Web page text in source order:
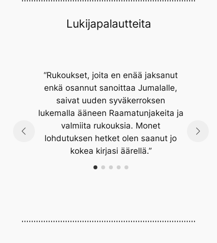
Lukijapalautteita
“Rukoukset, joita en enää jaksanut
enkä osannut sanoittaa Jumalalle,
saivat uuden syväkerroksen
lukemalla ääneen Raamatunjakeita ja
valmiita rukouksia. Monet
lohdutuksen hetket olen saanut jo
kokea kirjasi äärellä.”